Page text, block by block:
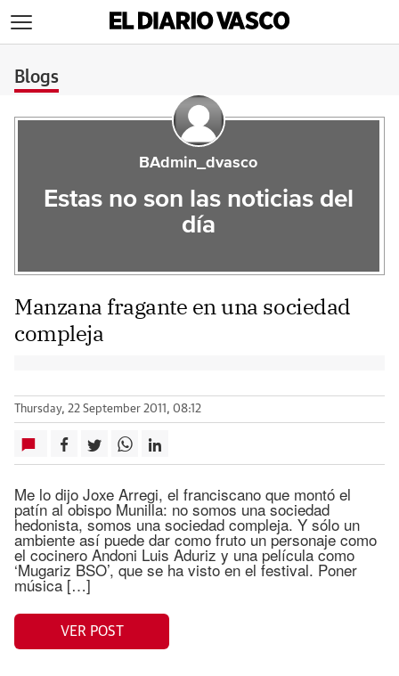
Blogs
BAdmin_dvasco
Estas no son las noticias del
día
Manzana fragante en una sociedad
compleja
Thursday, 22 September 2011, 08:12
Me lo dijo Joxe Arregi, el franciscano que montó el
patín al obispo Munilla: no somos una sociedad
hedonista, somos una sociedad compleja. Y sólo un
ambiente así puede dar como fruto un personaje como
el cocinero Andoni Luis Aduriz y una película como
‘Mugariz BSO’, que se ha visto en el festival. Poner
música […]
VER POST